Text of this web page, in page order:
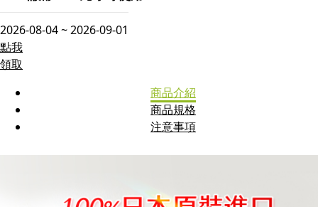
2026-08-04 ~ 2026-09-01
點我
領取
商品介紹
商品規格
注意事項